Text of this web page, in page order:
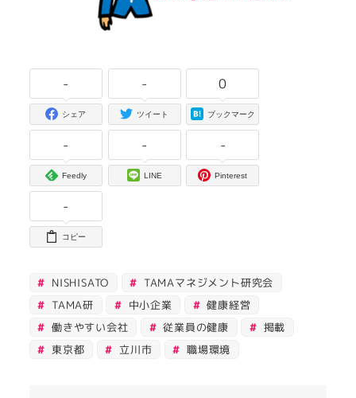
-
シェア
-
ツイート
0
ブックマーク
-
Feedly
-
LINE
-
Pinterest
-
コピー
NISHISATO
TAMAマネジメント研究会
TAMA研
中小企業
健康経営
働きやすい会社
従業員の健康
掲載
東京都
立川市 職場環境